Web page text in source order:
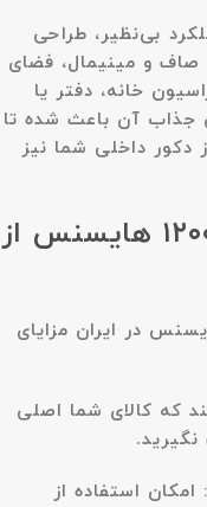
علاوه بر عملکرد بی‌نظیر، طراحی
صاف و مینیمال، فضای
خانه، دفتر یا
جذاب آن باعث شده تا
دکور داخلی شما نیز
مزایای خرید کولر گازی ۱۲۰۰۰ هایسنس از
در ایران مزایای
که کالای شما اصلی
نگیرید.
استفاده از